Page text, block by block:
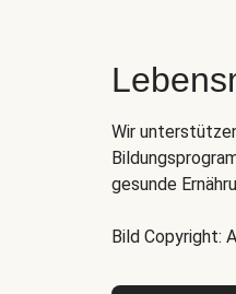
Wir
gesunde
Bild Copyright: